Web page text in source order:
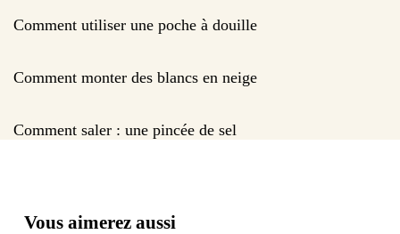
Comment utiliser une poche à douille
Comment monter des blancs en neige
Comment saler : une pincée de sel
Vous aimerez aussi